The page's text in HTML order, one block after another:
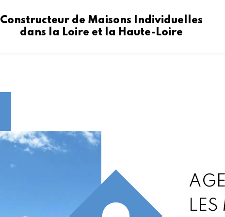
Constructeur de Maisons Individuelles
dans la Loire et la Haute-Loire